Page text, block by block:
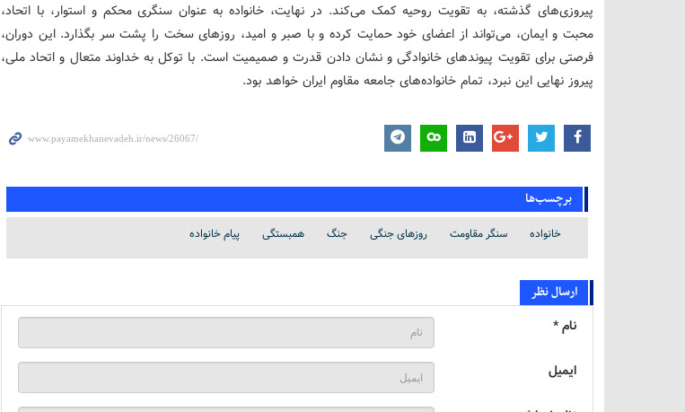
پیروزی‌های گذشته، به تقویت روحیه کمک می‌کند. در نهایت، خانواده به عنوان سنگری محکم و استوار، با اتحاد،
محبت و ایمان، می‌تواند از اعضای خود حمایت کرده و با صبر و امید، روزهای سخت را پشت سر بگذارد. این دوران،
فرصتی برای تقویت پیوندهای خانوادگی و نشان دادن قدرت و صمیمیت است. با توکل به خداوند متعال و اتحاد ملی،
پیروز نهایی این نبرد، تمام خانواده‌های جامعه مقاوم ایران خواهد بود.
برچسب‌ها
خانواده سنگر مقاومت روزهای جنگی جنگ همبستگی پیام خانواده
ارسال نظر
نام *
ایمیل